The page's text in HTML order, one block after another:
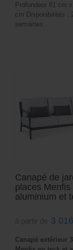
Profondeur 81 cm x
cm Disponibilités :
semaines.
Canapé de
places Menfis
aluminium et
3 016
Canapé extérieur